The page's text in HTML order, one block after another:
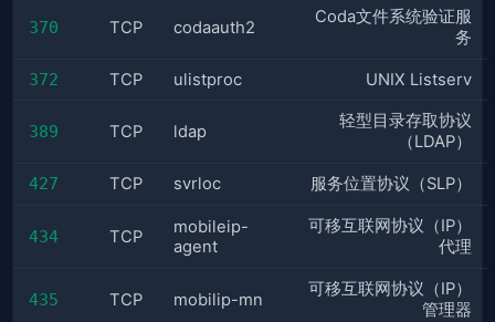
370 TCP codaauth2
Coda文件系统验证服
务
372 TCP ulistproc UNIX Listserv
389 TCP ldap
轻型目录存取协议
（LDAP）
427 TCP svrloc 服务位置协议（SLP）
434 TCP
mobileip-
agent
可移互联网协议（IP）
代理
435 TCP mobilip-mn
可移互联网协议（IP）
管理器